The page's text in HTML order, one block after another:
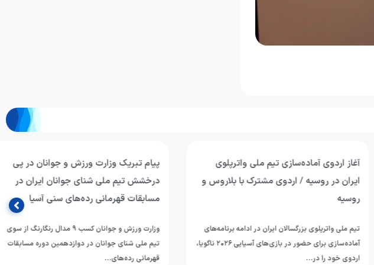
آغاز اردوی آماده‌سازی تیم ملی واترپلوی
ایران در روسیه / اردوی مشترک با بلاروس و
روسیه
تیم ملی واترپلوی بزرگسالان ایران در ادامه برنامه‌های
آماده‌سازی برای حضور در بازی‌های آسیایی ۲۰۲۶ ناگویا،
اردوی خود را در…
پیام تبریک وزارت ورزش و جوانان در پی
درخشش تیم ملی شنای جوانان ایران در
مسابقات قهرمانی رده‌های سنی آسیا
وزارت ورزش و جوانان کسب ۹ مدال رنگارنگ از سوی
تیم ملی شنای جوانان در دوازدهمین دوره مسابقات
قهرمانی رده‌های…